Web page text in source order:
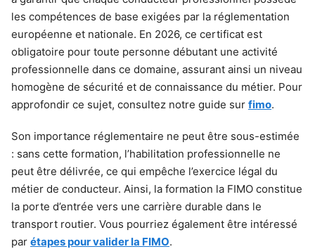
les compétences de base exigées par la réglementation
européenne et nationale. En 2026, ce certificat est
obligatoire pour toute personne débutant une activité
professionnelle dans ce domaine, assurant ainsi un niveau
homogène de sécurité et de connaissance du métier. Pour
approfondir ce sujet, consultez notre guide sur fimo.
Son importance réglementaire ne peut être sous-estimée
: sans cette formation, l’habilitation professionnelle ne
peut être délivrée, ce qui empêche l’exercice légal du
métier de conducteur. Ainsi, la formation la FIMO constitue
la porte d’entrée vers une carrière durable dans le
transport routier. Vous pourriez également être intéressé
par étapes pour valider la FIMO.